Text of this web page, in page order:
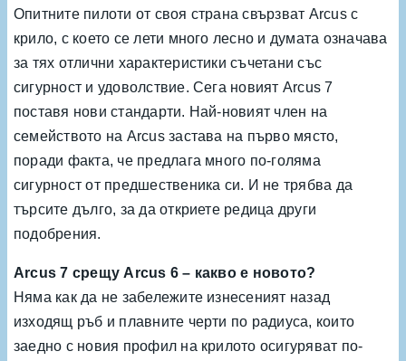
Опитните пилоти от своя страна свързват Arcus с
крило, с което се лети много лесно и думата означава
за тях отлични характеристики съчетани със
сигурност и удоволствие. Сега новият Arcus 7
поставя нови стандарти. Най-новият член на
семейството на Arcus застава на първо място,
поради факта, че предлага много по-голяма
сигурност от предшественика си. И не трябва да
търсите дълго, за да откриете редица други
подобрения.
Arcus 7 срещу Arcus 6 – какво е новото?
Няма как да не забележите изнесеният назад
изходящ ръб и плавните черти по радиуса, които
заедно с новия профил на крилото осигуряват по-